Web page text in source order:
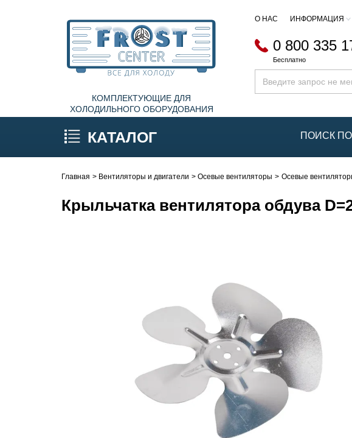
КОМПЛЕКТУЮЩИЕ ДЛЯ
ХОЛОДИЛЬНОГО ОБОРУДОВАНИЯ
О НАС ИНФОРМАЦИЯ
0 800 335
Бесплатно
КАТАЛОГ ПОИСК
Главная Вентиляторы и двигатели Осевые вентиляторы Осевые
Крыльчатка вентилятора обдува